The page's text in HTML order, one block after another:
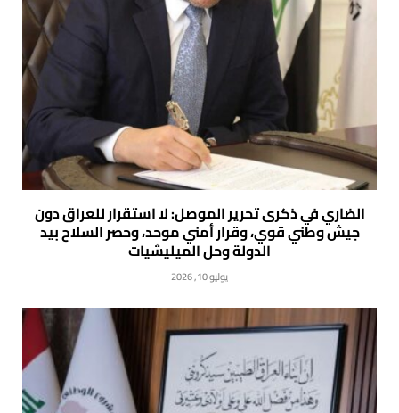
الضاري في ذكرى تحرير الموصل: لا استقرار للعراق دون
جيش وطني قوي، وقرار أمني موحد، وحصر السلاح بيد
الدولة وحل الميليشيات
يوليو 10, 2026